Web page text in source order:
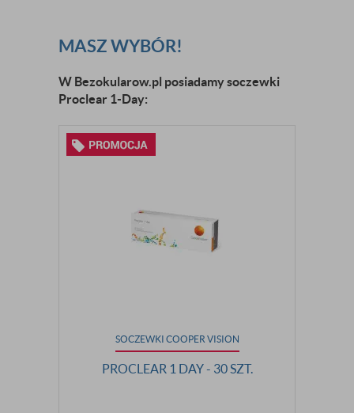
MASZ WYBÓR!
W Bezokularow.pl posiadamy soczewki
Proclear 1-Day:
SOCZEWKI COOPER VISION
PROCLEAR 1 DAY - 30 SZT.